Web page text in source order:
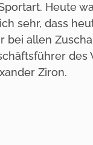
Heute
sehr, dass
bei allen
des
Ziron.